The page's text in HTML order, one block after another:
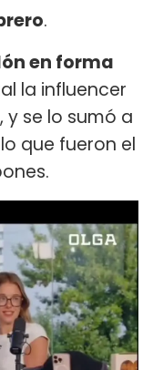
.
en forma
la influencer
se lo sumó a
que fueron el